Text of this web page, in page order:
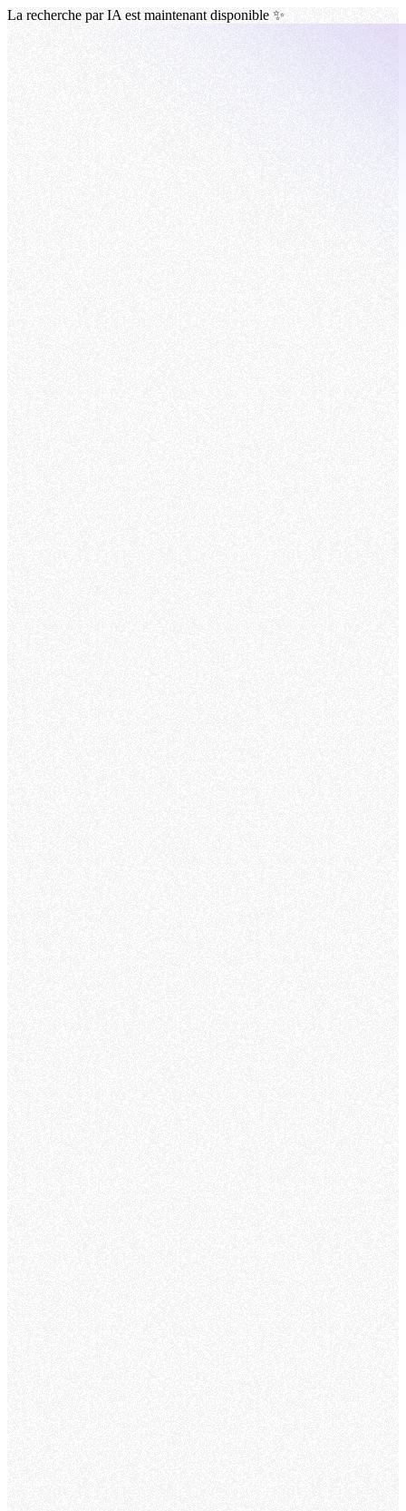
La recherche par IA est maintenant disponible ✨